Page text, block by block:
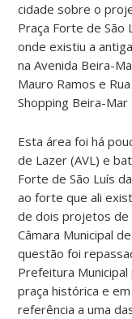
cidade sobre o
Praça Forte de São
onde existiu a
na Avenida Beira-
Mauro Ramos e
Shopping Beira-
Esta área foi há
de Lazer (AVL) e
Forte de São Luís
ao forte que ali
de dois projetos de
Câmara Municipal
questão foi
Prefeitura
praça histórica e
referência a uma